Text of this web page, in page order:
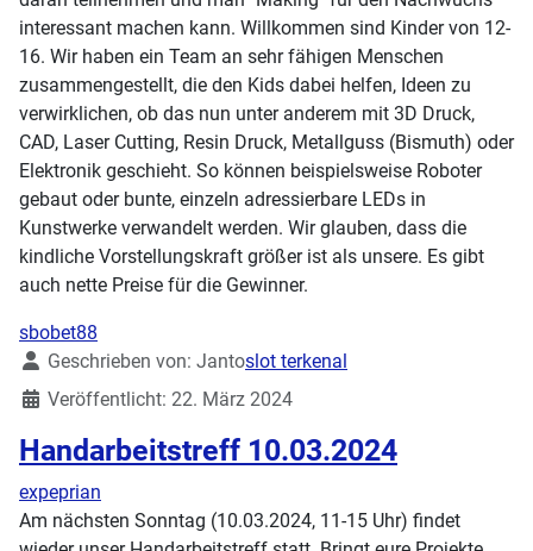
interessant machen kann. Willkommen sind Kinder von 12-
16. Wir haben ein Team an sehr fähigen Menschen
zusammengestellt, die den Kids dabei helfen, Ideen zu
verwirklichen, ob das nun unter anderem mit 3D Druck,
CAD, Laser Cutting, Resin Druck, Metallguss (Bismuth) oder
Elektronik geschieht. So können beispielsweise Roboter
gebaut oder bunte, einzeln adressierbare LEDs in
Kunstwerke verwandelt werden. Wir glauben, dass die
kindliche Vorstellungskraft größer ist als unsere. Es gibt
auch nette Preise für die Gewinner.
sbobet88
DetailsGeschrieben von: Jantoslot terkenal
Veröffentlicht: 22. März 2024
Handarbeitstreff 10.03.2024
expeprian
Am nächsten Sonntag (10.03.2024, 11-15 Uhr) findet